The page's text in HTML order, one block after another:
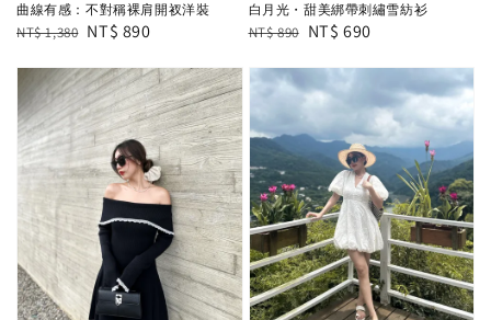
曲線有感：不對稱裸肩開衩洋裝
Regular
NT$ 1,380 Sale
NT$ 890
白月光・甜美綁帶刺繡雪紡衫
Regular
NT$ 890 Sale
NT$ 690